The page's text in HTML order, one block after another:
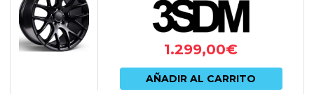
1.299,00€
AÑADIR AL CARRITO